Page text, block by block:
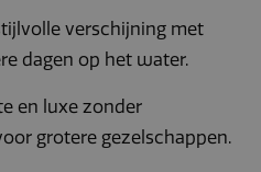
verschijning met
dagen op het water.
en luxe zonder
grotere gezelschappen.